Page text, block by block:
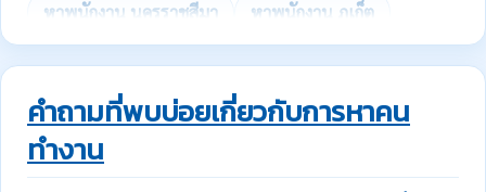
หาพนักงาน นครราชสีมา
หาพนักงาน ภูเก็ต
คำถามที่พบบ่อยเกี่ยวกับการหาคน
ทำงาน